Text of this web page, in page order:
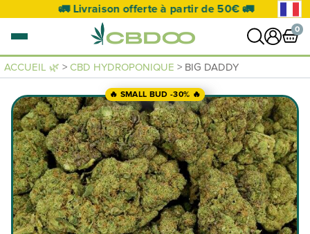
🚛 Livraison offerte à partir de 50€ 🚛
0
0 article VOIR PANIER
Votre panier est vide.
ACCUEIL 🌿 > CBD HYDROPONIQUE > BIG DADDY
🔥 SMALL BUD -30% 🔥